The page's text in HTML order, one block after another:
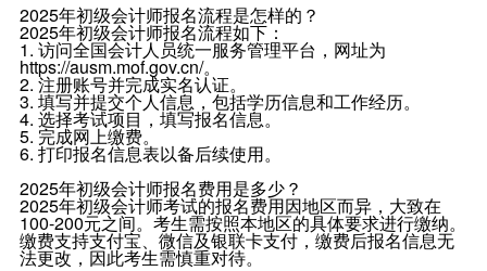
2025年初级会计师报名流程是怎样的？
2025年初级会计师报名流程如下：
1. 访问全国会计人员统一服务管理平台，网址为
https://ausm.mof.gov.cn/。
2. 注册账号并完成实名认证。
3. 填写并提交个人信息，包括学历信息和工作经历。
4. 选择考试项目，填写报名信息。
5. 完成网上缴费。
6. 打印报名信息表以备后续使用。
2025年初级会计师报名费用是多少？
2025年初级会计师考试的报名费用因地区而异，大致在
100-200元之间。考生需按照本地区的具体要求进行缴纳。
缴费支持支付宝、微信及银联卡支付，缴费后报名信息无
法更改，因此考生需慎重对待。